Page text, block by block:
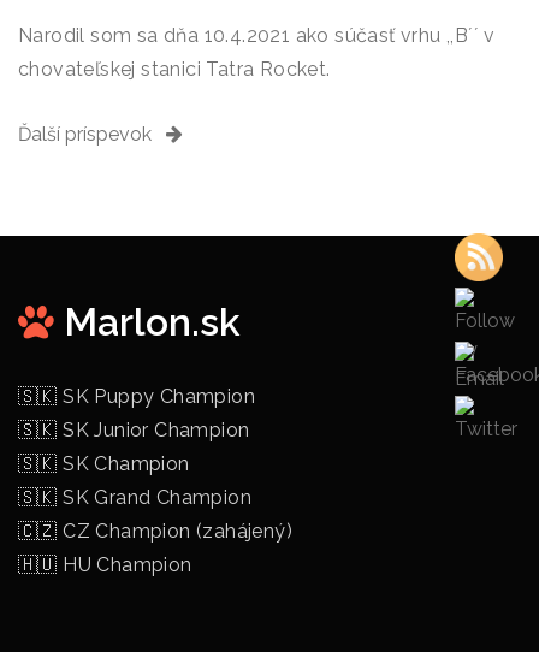
Narodil som sa dňa 10.4.2021 ako súčasť vrhu ,,B´´ v
chovateľskej stanici Tatra Rocket.
Navigácia
Ďalší príspevok
Marlon.sk
🇸🇰 SK Puppy Champion
🇸🇰 SK Junior Champion
🇸🇰 SK Champion
🇸🇰 SK Grand Champion
🇨🇿 CZ Champion (zahájený)
🇭🇺 HU Champion